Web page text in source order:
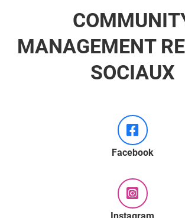
MANAGEMENT
SOCIAUX
Facebook